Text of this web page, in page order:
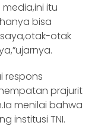
itu
bisa
otak
respons
prajurit
menilai bahwa
institusi TNI.